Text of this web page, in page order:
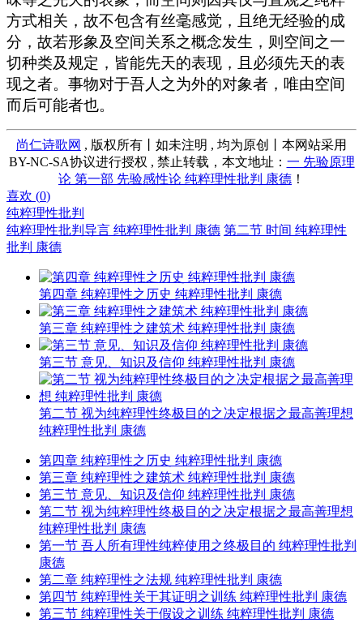
方式相关，故不包含有丝毫感觉，且绝无经验的成
分，故若形象及空间关系之概念发生，则空间之一
切种类及规定，皆能先天的表现，且必须先天的表
现之者。事物对于吾人之为外的对象者，唯由空间
而后可能者也。
尚仁诗歌网 , 版权所有丨如未注明 , 均为原创丨本网站采用
BY-NC-SA协议进行授权 , 禁止转载，本文地址： 一 先验原理
论 第一部 先验感性论 纯粹理性批判 康德 ！
喜欢 (0)
纯粹理性批判
纯粹理性批判导言 纯粹理性批判 康德 第二节 时间 纯粹理性
批判 康德
第四章 纯粹理性之历史 纯粹理性批判 康德
第三章 纯粹理性之建筑术 纯粹理性批判 康德
第三节 意见、知识及信仰 纯粹理性批判 康德
第二节 视为纯粹理性终极目的之决定根据之最高善理想
纯粹理性批判 康德
第四章 纯粹理性之历史 纯粹理性批判 康德
第三章 纯粹理性之建筑术 纯粹理性批判 康德
第三节 意见、知识及信仰 纯粹理性批判 康德
第二节 视为纯粹理性终极目的之决定根据之最高善理想
纯粹理性批判 康德
第一节 吾人所有理性纯粹使用之终极目的 纯粹理性批判
康德
第二章 纯粹理性之法规 纯粹理性批判 康德
第四节 纯粹理性关于其证明之训练 纯粹理性批判 康德
第三节 纯粹理性关于假设之训练 纯粹理性批判 康德